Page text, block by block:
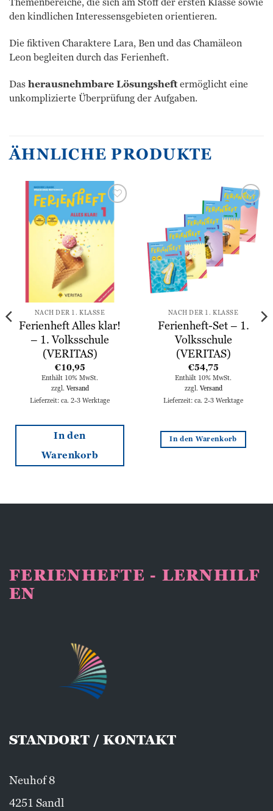
den kindlichen Interessensgebieten orientieren.
Die fiktiven Charaktere Lara, Ben und das Chamäleon
Leon begleiten durch das Ferienheft.
Dasherausnehmbare Lösungsheftermöglicht eine
unkomplizierte Überprüfung der Aufgaben.
ÄHNLICHE PRODUKTE
Zur
Wunschliste
hinzufügen
NACH DER 1. KLASSE
Ferienheft Alles klar!
– 1. Volksschule
(VERITAS)
€10,95
Enthält 10% MwSt.
zzgl. Versand
Lieferzeit: ca. 2-3 Werktage
In den
Warenkorb
Zur
Wunschliste
hinzufügen
NACH DER 1. KLASSE
Ferienheft-Set – 1.
Volksschule
(VERITAS)
€54,75
Enthält 10% MwSt.
zzgl. Versand
Lieferzeit: ca. 2-3 Werktage
In den Warenkorb
FERIENHEFTE - LERNHILF
EN
STANDORT / KONTAKT
Neuhof 8
4251 Sandl